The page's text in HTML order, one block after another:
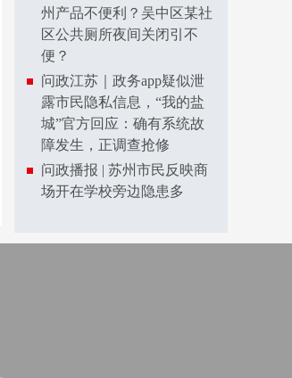
州产品不便利？吴中区某社
区公共厕所夜间关闭引不
便？
问政江苏｜政务app疑似泄
露市民隐私信息，“我的盐
城”官方回应：确有系统故
障发生，正调查抢修
问政播报 | 苏州市民反映商
场开在学校旁边隐患多